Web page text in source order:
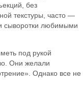
без
текстуры, часто —
сыворотки любимыми
под рукой
Они желали
Однако все не